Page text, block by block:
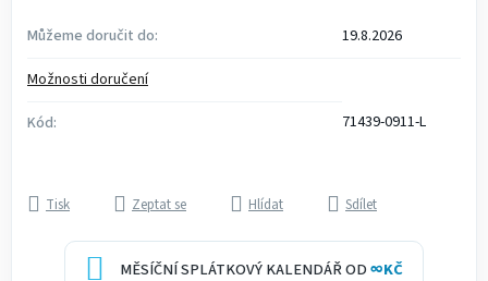
Můžeme doručit do:
19.8.2026
Možnosti doručení
Kód:
71439-0911-L
Tisk Zeptat se Hlídat Sdílet
MĚSÍČNÍ SPLÁTKOVÝ KALENDÁŘ OD∞KČ